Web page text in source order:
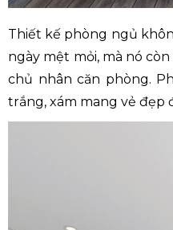
Thiết kế phòng ngủ
ngày mệt mỏi, mà nó
chủ nhân căn phòng.
trắng, xám mang vẻ đẹp